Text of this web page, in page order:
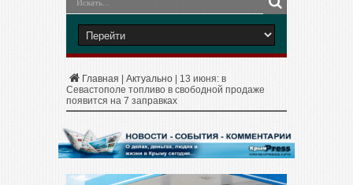
Главная Актуально
13 июня: в
Севастополе топливо в свободной продаже
появится на 7 заправках